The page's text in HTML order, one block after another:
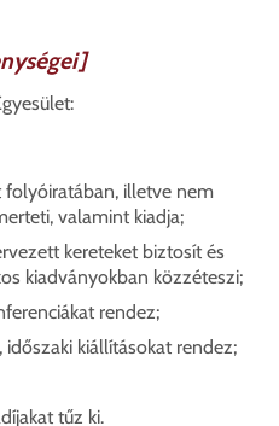
illetve nem
valamint kiadja;
kereteket biztosít és
kiadványokban közzéteszi;
rendez;
kiállításokat rendez;
tűz ki.